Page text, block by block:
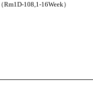
（Rm1D-108,1-16Week）